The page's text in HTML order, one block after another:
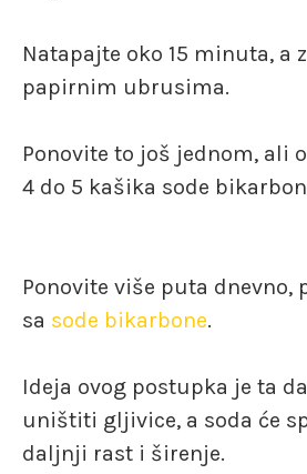
Natapajte oko 15 minuta, a
papirnim ubrusima.
Ponovite to još jednom, ali
4 do 5 kašika sode
Ponovite više puta dnevno,
sa sode bikarbone.
Ideja ovog postupka je ta
uništiti gljivice, a soda će
daljnji rast i širenje.